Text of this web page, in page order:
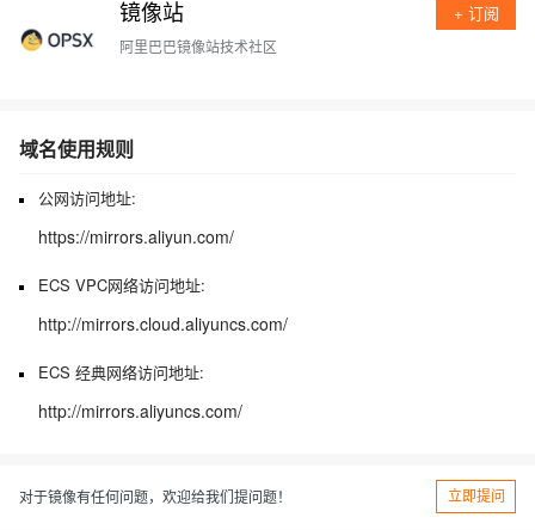
镜像站 + 订阅
阿里巴巴镜像站技术社区
域名使用规则
公网访问地址:
https://mirrors.aliyun.com/
ECS VPC网络访问地址:
http://mirrors.cloud.aliyuncs.com/
ECS 经典网络访问地址:
http://mirrors.aliyuncs.com/
对于镜像有任何问题，欢迎给我们提问题！ 立即提问